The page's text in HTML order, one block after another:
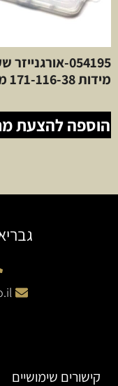
054195-
מידות 171-116-38 מ"מ
הוספה להצעת
קישורים שימושיים